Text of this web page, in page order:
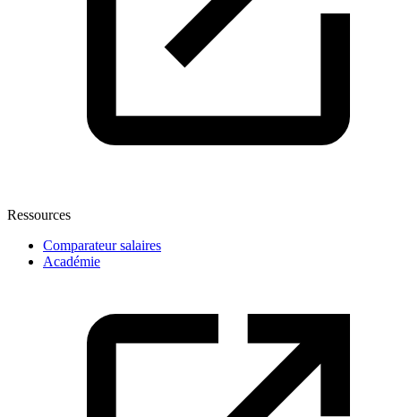
Ressources
Comparateur salaires
Académie